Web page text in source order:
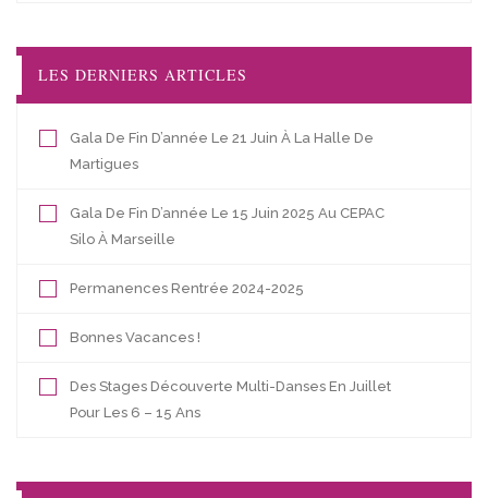
LES DERNIERS ARTICLES
Gala De Fin D’année Le 21 Juin À La Halle De
Martigues
Gala De Fin D’année Le 15 Juin 2025 Au CEPAC
Silo À Marseille
Permanences Rentrée 2024-2025
Bonnes Vacances !
Des Stages Découverte Multi-Danses En Juillet
Pour Les 6 – 15 Ans